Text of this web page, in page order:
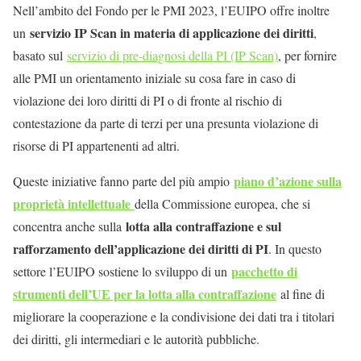
Nell’ambito del Fondo per le PMI 2023, l’EUIPO offre inoltre
un servizio IP Scan in materia di applicazione dei diritti,
basato sul servizio di pre-diagnosi della PI (IP Scan), per fornire
alle PMI un orientamento iniziale su cosa fare in caso di
violazione dei loro diritti di PI o di fronte al rischio di
contestazione da parte di terzi per una presunta violazione di
risorse di PI appartenenti ad altri.
Queste iniziative fanno parte del più ampio piano d’azione sulla
proprietà intellettuale della Commissione europea, che si
concentra anche sulla lotta alla contraffazione e sul
rafforzamento dell’applicazione dei diritti di PI. In questo
settore l’EUIPO sostiene lo sviluppo di un pacchetto di
strumenti dell’UE per la lotta alla contraffazione al fine di
migliorare la cooperazione e la condivisione dei dati tra i titolari
dei diritti, gli intermediari e le autorità pubbliche.